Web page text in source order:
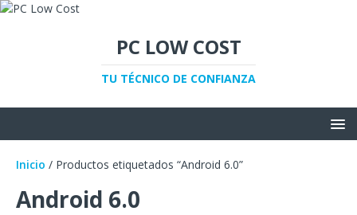
PC LOW COST
TU TÉCNICO DE CONFIANZA
Inicio / Productos etiquetados “Android 6.0”
Android 6.0